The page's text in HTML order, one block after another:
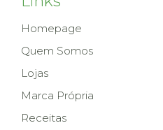
Homepage
Quem Somos
Lojas
Marca Própria
Receitas